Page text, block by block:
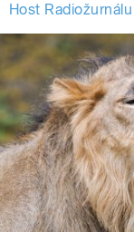
Host Radiožurnálu